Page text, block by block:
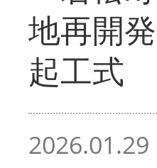
地再開
起工式
2026.01.29